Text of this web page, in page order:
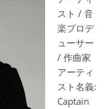
スト / 音
楽プロデ
ューサー
/ 作曲家
アーティ
スト名義:
Captain